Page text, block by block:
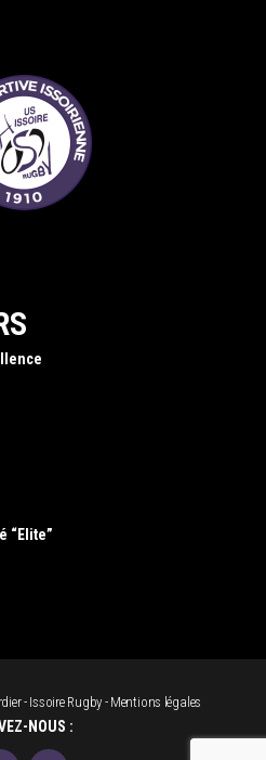
“Elite”
- Issoire Rugby -Mentions légales
NOUS :